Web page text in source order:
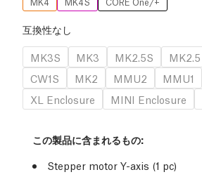
互換性なし
MK3S
MK3 MK2.5S MK2.5
CW1S
MK2 MMU2 MMU1
XL Enclosure
MINI Enclosure
この製品に含まれるもの:
Stepper motor Y-axis (1 pc)